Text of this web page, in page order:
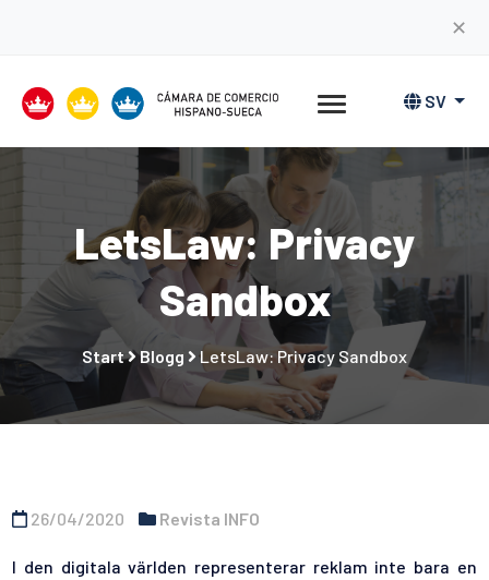
✕
SV
LetsLaw: Privacy
Sandbox
Start Blogg LetsLaw: Privacy Sandbox
26/04/2020 Revista INFO
I den digitala världen representerar reklam inte bara en